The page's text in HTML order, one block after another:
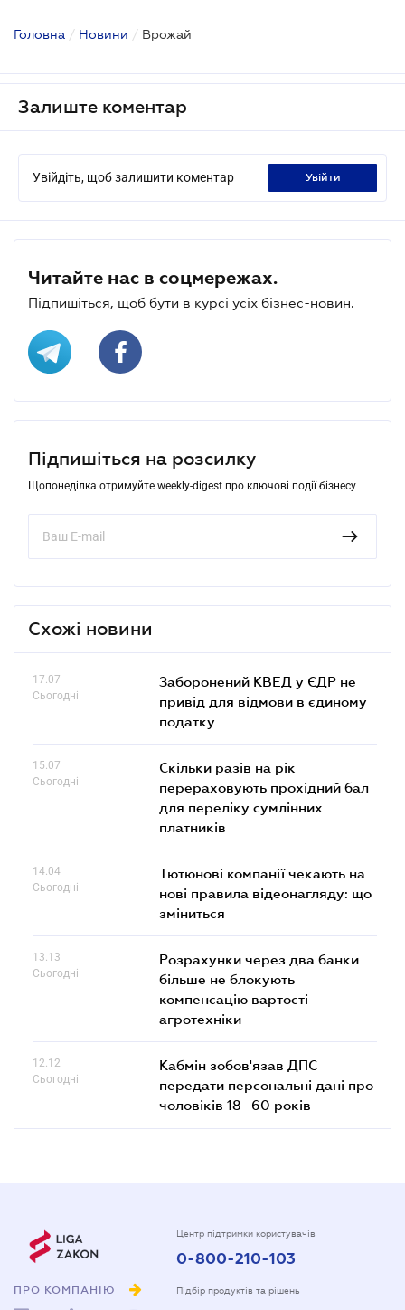
Головна / Новини / Врожай
Залиште коментар
Увійдіть, щоб залишити коментар увійти
Читайте нас в соцмережах.
Підпишіться, щоб бути в курсі усіх бізнес-новин.
Підпишіться на розсилку
Щопонеділка отримуйте weekly-digest про ключові події бізнесу
Схожі новини
17.07
Сьогодні
Заборонений КВЕД у ЄДР не
привід для відмови в єдиному
податку
15.07
Сьогодні
Скільки разів на рік
перераховують прохідний бал
для переліку сумлінних
платників
14.04
Сьогодні
Тютюнові компанії чекають на
нові правила відеонагляду: що
зміниться
13.13
Сьогодні
Розрахунки через два банки
більше не блокують
компенсацію вартості
агротехніки
12.12
Сьогодні
Кабмін зобов'язав ДПС
передати персональні дані про
чоловіків 18–60 років
ПРО КОМПАНІЮ
Центр підтримки користувачів
0-800-210-103
Підбір продуктів та рішень